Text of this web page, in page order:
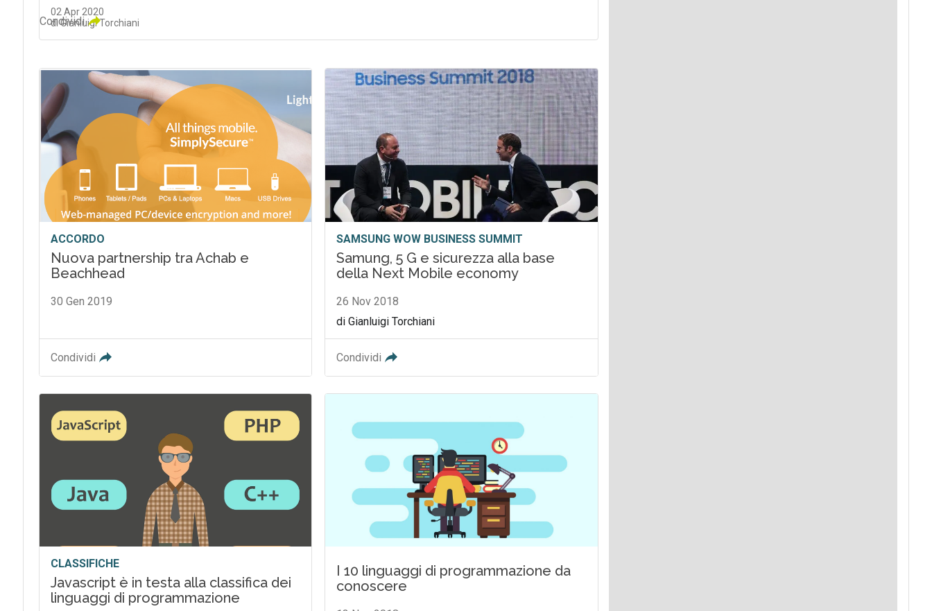
02 Apr 2020
di Gianluigi Torchiani
Condividi
ACCORDO
Nuova partnership tra Achab e
Beachhead
30 Gen 2019
Condividi
SAMSUNG WOW BUSINESS SUMMIT
Samung, 5 G e sicurezza alla base
della Next Mobile economy
26 Nov 2018
di Gianluigi Torchiani
Condividi
CLASSIFICHE
Javascript è in testa alla classifica dei
linguaggi di programmazione
I 10 linguaggi di programmazione da
conoscere